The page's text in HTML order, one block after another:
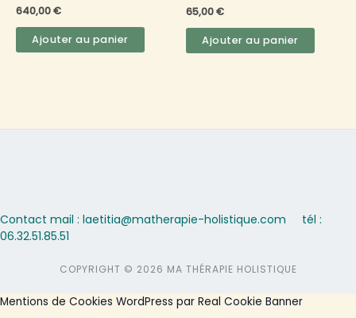
640,00€
Ajouter au panier
65,00€
Ajouter au panier
Contact mail : laetitia@matherapie-holistique.com tél :
06.32.51.85.51
COPYRIGHT © 2026 MA THÉRAPIE HOLISTIQUE
Mentions de Cookies WordPress par Real Cookie Banner